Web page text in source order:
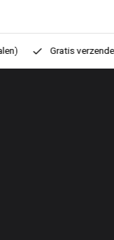
Gratis verzenden